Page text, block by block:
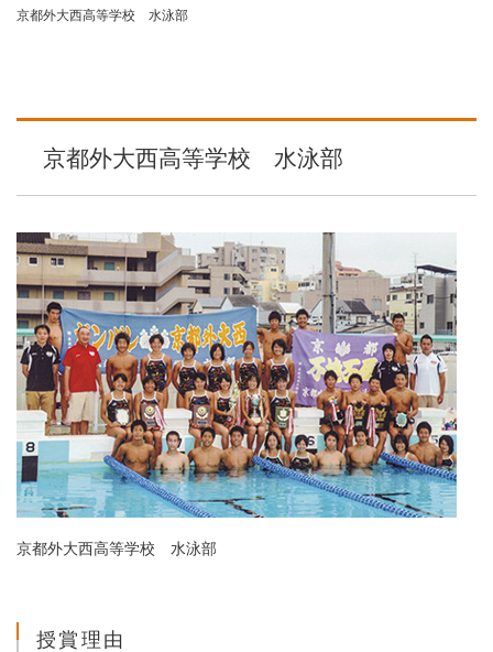
京都外大西高等学校 水泳部
京都外大西高等学校 水泳部
京都外大西高等学校 水泳部
授賞理由